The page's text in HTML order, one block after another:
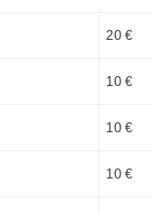
20 €
10 €
10 €
10 €